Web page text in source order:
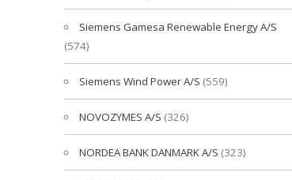
Siemens Gamesa Renewable Energy A/S
(574)
Siemens Wind Power A/S (559)
NOVOZYMES A/S (326)
NORDEA BANK DANMARK A/S (323)